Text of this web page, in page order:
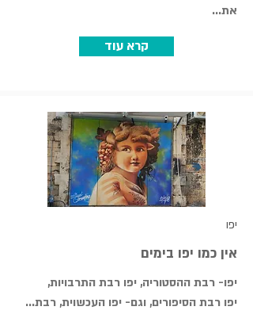
את...
קרא עוד
יפו
אין כמו יפו בימים
יפו- רבת ההסטוריה, יפו רבת התרבויות,
יפו רבת הסיפורים, וגם- יפו העכשוית, רבת...